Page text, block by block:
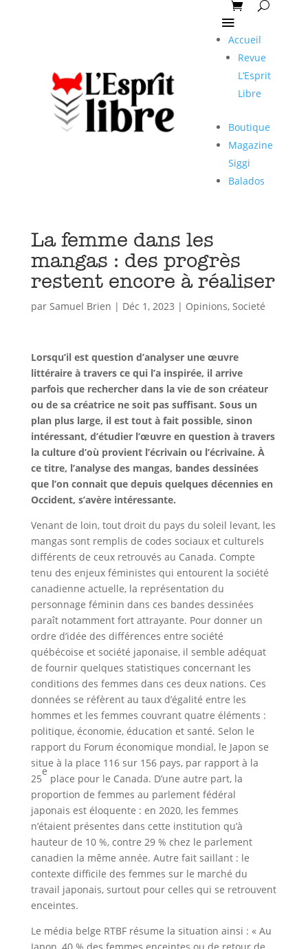
Accueil
Revue
L’Esprit
Libre
Boutique
Magazine
Siggi
Balados
La femme dans les
mangas : des progrès
restent encore à réaliser
par Samuel Brien | Déc 1, 2023 | Opinions, Societé
Lorsqu’il est question d’analyser une œuvre
littéraire à travers ce qui l’a inspirée, il arrive
parfois que rechercher dans la vie de son créateur
ou de sa créatrice ne soit pas suffisant. Sous un
plan plus large, il est tout à fait possible, sinon
intéressant, d’étudier l’œuvre en question à travers
la culture d’où provient l’écrivain ou l’écrivaine. À
ce titre, l’analyse des mangas, bandes dessinées
que l’on connait que depuis quelques décennies en
Occident, s’avère intéressante.
Venant de loin, tout droit du pays du soleil levant, les
mangas sont remplis de codes sociaux et culturels
différents de ceux retrouvés au Canada. Compte
tenu des enjeux féministes qui entourent la société
canadienne actuelle, la représentation du
personnage féminin dans ces bandes dessinées
paraît notamment fort attrayante. Pour donner un
ordre d’idée des différences entre société
québécoise et société japonaise, il semble adéquat
de fournir quelques statistiques concernant les
conditions des femmes dans ces deux nations. Ces
données se réfèrent au taux d’égalité entre les
hommes et les femmes couvrant quatre éléments :
politique, économie, éducation et santé. Selon le
rapport du Forum économique mondial, le Japon se
situe à la place 116 sur 156 pays, par rapport à la
25
e
place pour le Canada. D’une autre part, la
proportion de femmes au parlement fédéral
japonais est éloquente : en 2020, les femmes
n’étaient présentes dans cette institution qu’à
hauteur de 10 %, contre 29 % chez le parlement
canadien la même année. Autre fait saillant : le
contexte difficile des femmes sur le marché du
travail japonais, surtout pour celles qui se retrouvent
enceintes.
Le média belge RTBF résume la situation ainsi : « Au